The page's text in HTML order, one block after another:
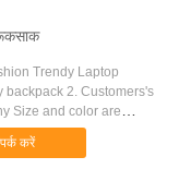
Trendy Laptop
backpack 2. Customers's
Size and color are
and competitive price
backpack ...
करें